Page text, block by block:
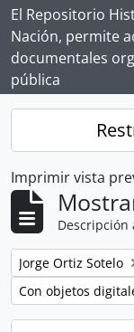
El Repositorio
Nación, permite
documentales
pública
Imprimir vista
Descripción
Remove filter:
Jorge Ortiz Sotelo
Remove filter:
Con objetos